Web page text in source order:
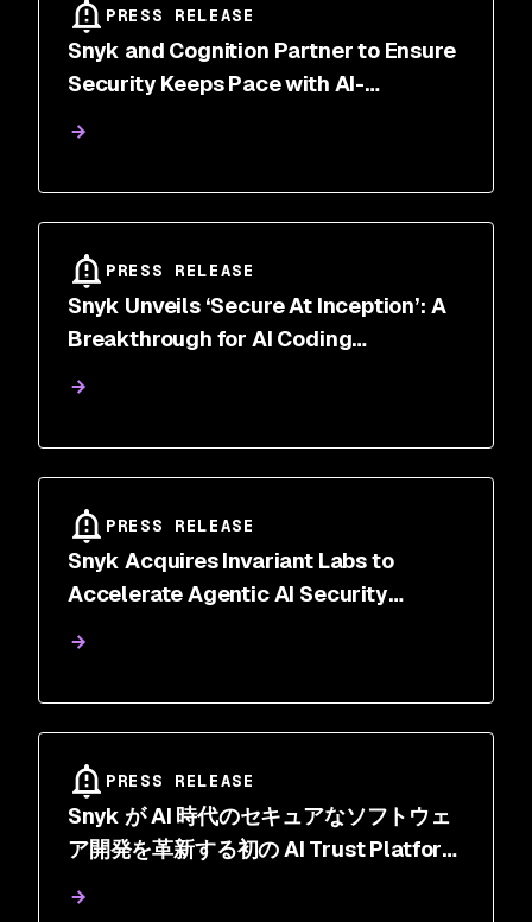
PRESS RELEASE
Snyk and Cognition Partner to Ensure
Security Keeps Pace with AI-
PRESS RELEASE
Snyk Unveils ‘Secure At Inception’: A
Breakthrough for AI Coding
PRESS RELEASE
Snyk Acquires Invariant Labs to
Accelerate Agentic AI Security
PRESS RELEASE
Snyk が AI 時代のセキュアなソフトウェ
ア開発を革新する初の AI Trust Platform